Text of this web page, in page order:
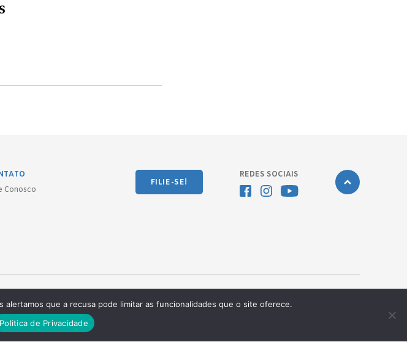
Conosco
FILIE-SE!
REDES SOCIAIS
Desenvolvido pela
que a recusa pode limitar as funcionalidades que o site oferece.
Politica de Privacidade